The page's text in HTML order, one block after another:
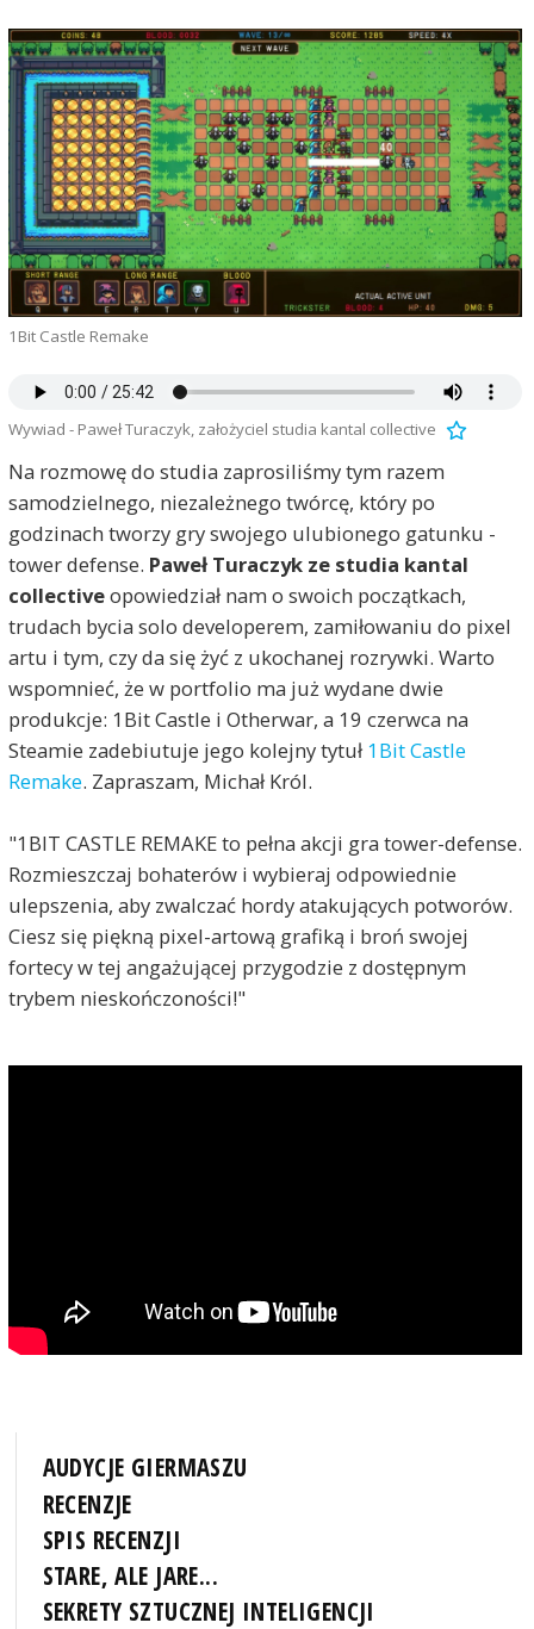
1Bit Castle Remake
Wywiad - Paweł Turaczyk, założyciel studia kantal collective
Na rozmowę do studia zaprosiliśmy tym razem
samodzielnego, niezależnego twórcę, który po
godzinach tworzy gry swojego ulubionego gatunku -
tower defense. Paweł Turaczyk ze studia kantal
collectiveopowiedział nam o swoich początkach,
trudach bycia solo developerem, zamiłowaniu do pixel
artu i tym, czy da się żyć z ukochanej rozrywki. Warto
wspomnieć, że w portfolio ma już wydane dwie
produkcje: 1Bit Castle i Otherwar, a 19 czerwca na
Steamie zadebiutuje jego kolejny tytuł 1Bit Castle
Remake. Zapraszam, Michał Król.
"1BIT CASTLE REMAKE to pełna akcji gra tower-defense.
Rozmieszczaj bohaterów i wybieraj odpowiednie
ulepszenia, aby zwalczać hordy atakujących potworów.
Ciesz się piękną pixel-artową grafiką i broń swojej
fortecy w tej angażującej przygodzie z dostępnym
trybem nieskończoności!"
AUDYCJE GIERMASZU
RECENZJE
SPIS RECENZJI
STARE, ALE JARE...
SEKRETY SZTUCZNEJ INTELIGENCJI